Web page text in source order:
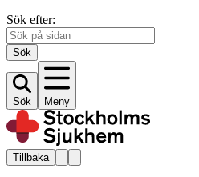
Sök efter:
Sök
Sök Meny
Tillbaka